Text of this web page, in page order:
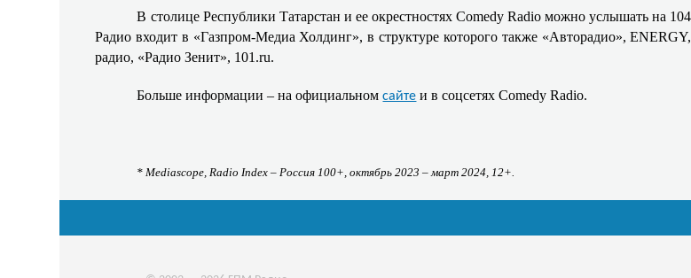
В столице Республики Татарстан и ее окрестностях Comedy Radio можно услышать на
Радио входит в «Газпром-Медиа Холдинг», в структуре которого также «Авторадио»,
радио, «Радио Зенит», 101.ru.
Больше информации – на официальномсайте и в соцсетях Comedy Radio.
* Mediascope, Radio Index – Россия 100+, октябрь 2023 – март 2024, 12+.